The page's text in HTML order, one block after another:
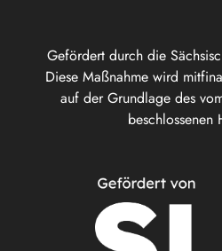
Gefördert durch die
Diese Maßnahme wird
auf der Grundlage des
beschlossenen